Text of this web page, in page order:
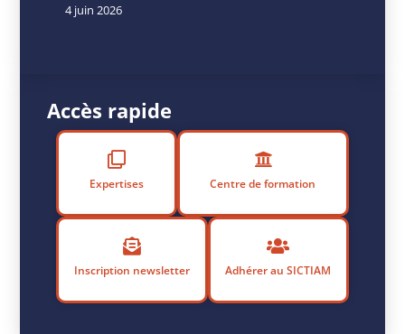
8
j
2
4 juin 2026
Accès rapide
Expertises Centre de formation
Inscription newsletter Adhérer au SICTIAM